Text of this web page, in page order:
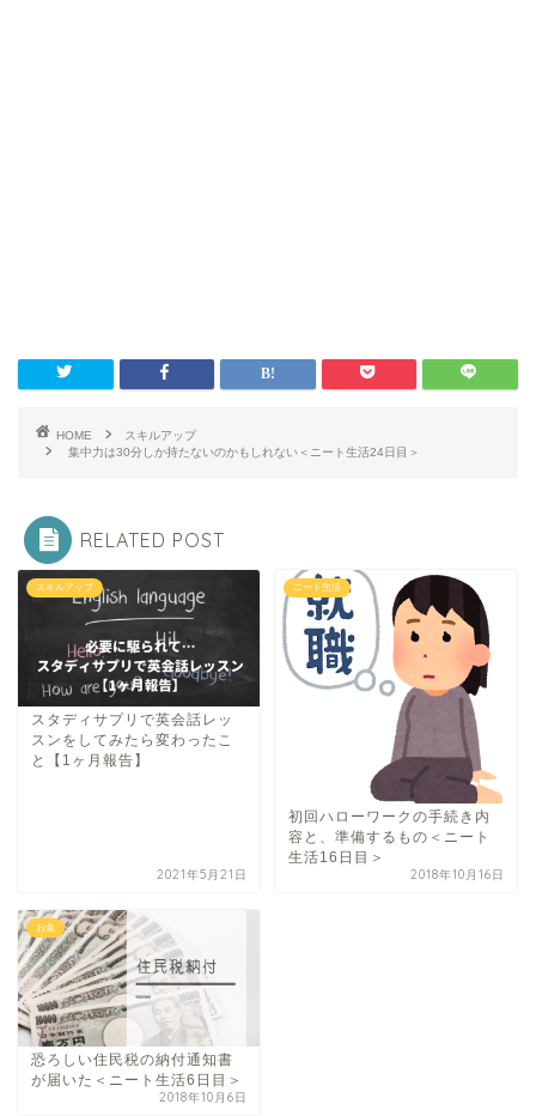
HOME
スキルアップ
集中力は30分しか持たないのかもしれない＜ニート生活24日目＞
RELATED POST
スキルアップ
スタディサプリで英会話レッ
スンをしてみたら変わったこ
と【1ヶ月報告】
2021年5月21日
ニート生活
初回ハローワークの手続き内
容と、準備するもの＜ニート
生活16日目＞
2018年10月16日
お金
恐ろしい住民税の納付通知書
が届いた＜ニート生活6日目＞
2018年10月6日